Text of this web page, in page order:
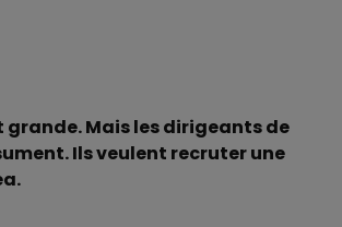
grande. Mais les dirigeants de
Ils veulent recruter une